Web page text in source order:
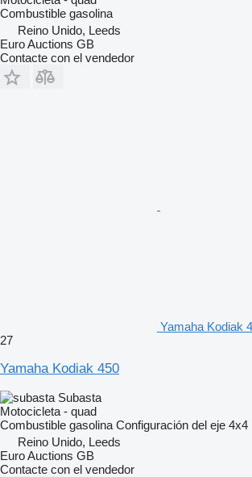
Combustible gasolina
Reino Unido, Leeds
Euro Auctions GB
Contacte con el vendedor
Yamaha Kodiak
27
Yamaha Kodiak 450
Subasta
Motocicleta - quad
Combustible gasolina Configuración del eje 4x4
Reino Unido, Leeds
Euro Auctions GB
Contacte con el vendedor